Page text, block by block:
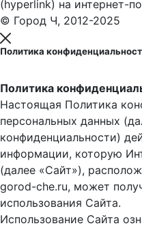
(hyperlink) на интернет-
© Город Ч, 2012-2025
Политика
Политика
Настоящая Политика
персональных данных
конфиденциальности)
информации, которую
(далее «Сайт»),
gorod-che.ru, может
использования Cайта.
Использование Сайта